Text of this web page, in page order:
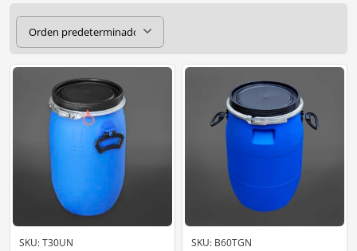
SKU: T30UN
SKU: B60TGN